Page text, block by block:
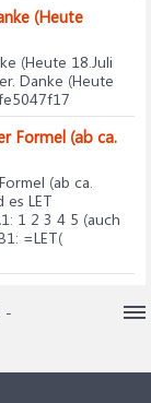
(Heute
(Heute 18.Juli
Danke (Heute
Formel (ab ca.
(ab ca.
LET
1 2 3 4 5 (auch
=LET(
-